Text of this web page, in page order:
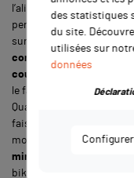
l’alimentation ou au
permettre le démarrage.
sur le guidon de la mini
contacteur à clé
est
coupe circuit de pit bike
le faisceau électrique de
Quand la clé est tournée
faisceau électrique
moto et au rotor stator
mini moto
est que l’on
bike, c’est un antivol
des statistiques
du site.
utilisées sur
données
Configurer